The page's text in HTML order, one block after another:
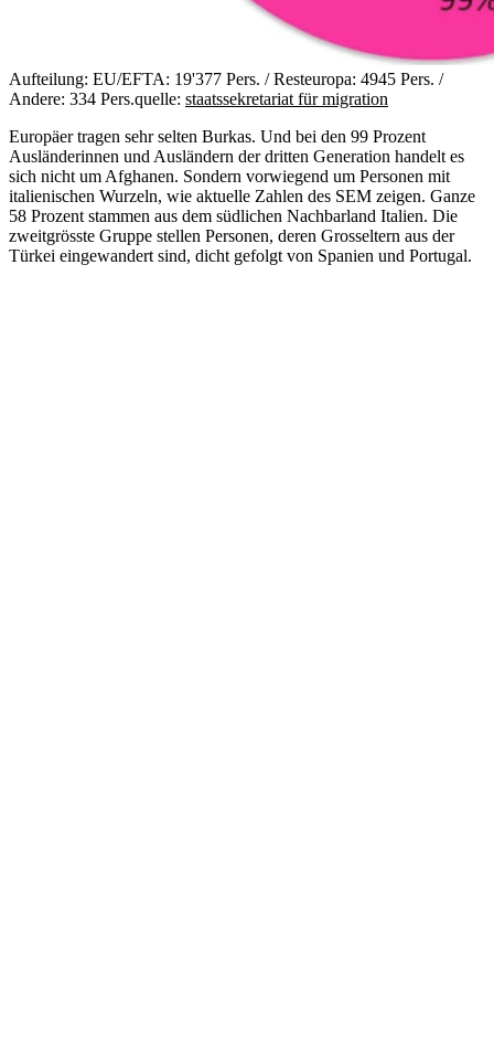
Aufteilung: EU/EFTA: 19'377 Pers. / Resteuropa: 4945 Pers. /
Andere: 334 Pers.quelle: staatssekretariat für migration
Europäer tragen sehr selten Burkas. Und bei den 99 Prozent
Ausländerinnen und Ausländern der dritten Generation handelt es
sich nicht um Afghanen. Sondern vorwiegend um Personen mit
italienischen Wurzeln, wie aktuelle Zahlen des SEM zeigen. Ganze
58 Prozent stammen aus dem südlichen Nachbarland Italien. Die
zweitgrösste Gruppe stellen Personen, deren Grosseltern aus der
Türkei eingewandert sind, dicht gefolgt von Spanien und Portugal.